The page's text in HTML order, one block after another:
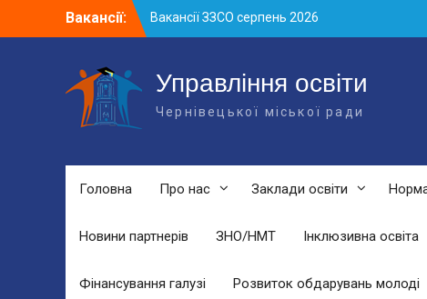
Вакансії:
Вакансії ЗЗСО серпень 2026
Вакансії ЗЗСО червень 2026
підрозділах ЗЗСО станом на 01.08.2026
р.Управління освіти
Чернівецької міської ради
Головна Про нас Заклади освіти
Новини партнерів ЗНО/НМТ Інклюзивна освіта
Фінансування галузі Розвиток обдарувань молоді